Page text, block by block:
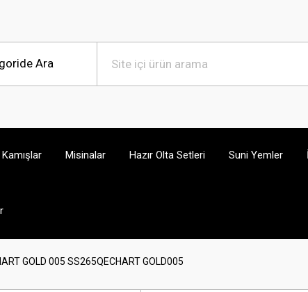
Kamışlar Misinalar Hazır Olta Setleri Suni Yemler
GOLD 005 SS265QECHART GOLD005